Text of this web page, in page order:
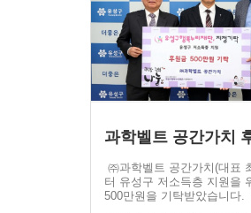
과학벨트 공간가치
㈜과학벨트 공간가치(대표
터 유성구 저소득층 지원을
500만원을 기탁받았습니다.